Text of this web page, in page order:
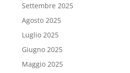
Settembre 2025
Agosto 2025
Luglio 2025
Giugno 2025
Maggio 2025